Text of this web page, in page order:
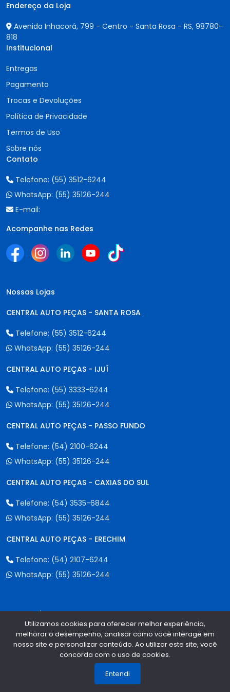
Endereço da Loja
Avenida Inhacorá, 799 - Centro - Santa Rosa - RS, 98780-
818
Institucional
Entregas
Pagamento
Trocas e Devoluções
Política de Privacidade
Termos de Uso
Sobre nós
Contato
Telefone: (55) 3512-6244
WhatsApp: (55) 35126-244
E-mail:
Acompanhe nas Redes
Nossas Lojas
CENTRAL AUTO PEÇAS - SANTA ROSA
Telefone: (55) 3512-6244
WhatsApp: (55) 35126-244
CENTRAL AUTO PEÇAS - IJUÍ
Telefone: (55) 3333-6244
WhatsApp: (55) 35126-244
CENTRAL AUTO PEÇAS - PASSO FUNDO
Telefone: (54) 2100-6244
WhatsApp: (55) 35126-244
CENTRAL AUTO PEÇAS - CAXIAS DO SUL
Telefone: (54) 3535-6844
WhatsApp: (55) 35126-244
CENTRAL AUTO PEÇAS - ERECHIM
Telefone: (54) 2107-6244
WhatsApp: (55) 35126-244
Formas de Pagamento
Qualidade e Segurança
Utilizamos cookies para oferecer melhor experiência,
melhorar o desempenho, analisar como você interage em
nosso site e personalizar conteúdo. Ao utilizar este site, você
concorda com o uso de cookies.
Entendi